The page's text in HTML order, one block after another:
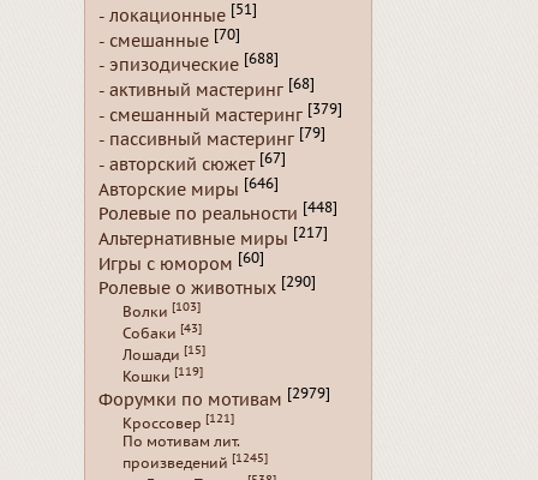
- локационные [51]
- смешанные [70]
- эпизодические [688]
- активный мастеринг [68]
- смешанный мастеринг [379]
- пассивный мастеринг [79]
- авторский сюжет [67]
Авторские миры [646]
Ролевые по реальности [448]
Альтернативные миры [217]
Игры с юмором [60]
Ролевые о животных [290]
Волки [103]
Собаки [43]
Лошади [15]
Кошки [119]
Форумки по мотивам [2979]
Кроссовер [121]
По мотивам лит.
произведений [1245]